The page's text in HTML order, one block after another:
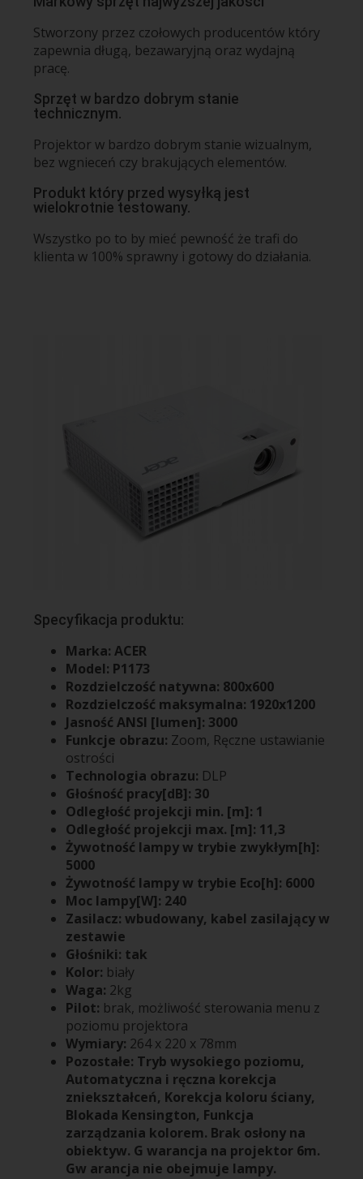
Stworzony przez czołowych producentów który
zapewnia długą, bezawaryjną oraz wydajną
pracę.
Sprzęt w bardzo dobrym stanie
technicznym.
Projektor w bardzo dobrym stanie wizualnym,
bez wgnieceń czy brakujących elementów.
Produkt który przed wysyłką jest
wielokrotnie testowany.
Wszystko po to by mieć pewność że trafi do
klienta w 100% sprawny i gotowy do działania.
Specyfikacja produktu:
Marka: ACER
Model: P1173
Rozdzielczość natywna: 800x600
Rozdzielczość maksymalna: 1920x1200
Jasność ANSI [lumen]: 3000
Funkcje obrazu: Zoom, Ręczne ustawianie
ostrości
Technologia obrazu: DLP
Głośność pracy[dB]: 30
Odległość projekcji min. [m]: 1
Odległość projekcji max. [m]: 11,3
Żywotność lampy w trybie zwykłym[h]:
5000
Żywotność lampy w trybie Eco[h]: 6000
Moc lampy[W]: 240
Zasilacz: wbudowany, kabel zasilający w
zestawie
Głośniki: tak
Kolor: biały
Waga: 2kg
Pilot: brak, możliwość sterowania menu z
poziomu projektora
Wymiary: 264 x 220 x 78mm
Pozostałe: Tryb wysokiego poziomu,
Automatyczna i ręczna korekcja
zniekształceń, Korekcja koloru ściany,
Blokada Kensington, Funkcja
zarządzania kolorem. Brak osłony na
obiektyw. G warancja na projektor 6m.
Gw arancja nie obejmuje lampy.